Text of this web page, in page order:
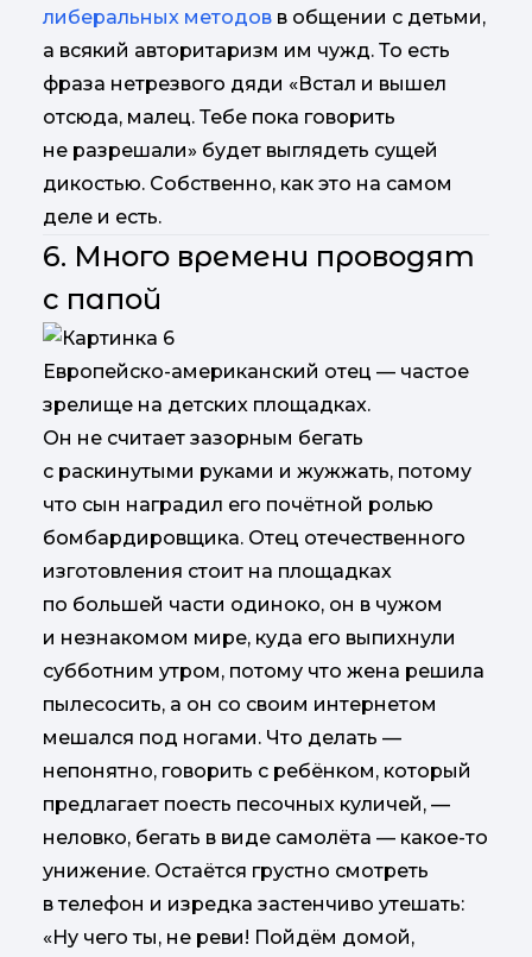
либеральных методов в общении с детьми,
а всякий авторитаризм им чужд. То есть
фраза нетрезвого дяди «Встал и вышел
отсюда, малец. Тебе пока говорить
не разрешали» будет выглядеть сущей
дикостью. Собственно, как это на самом
деле и есть.
6. Много времени проводят
с папой
Европейско-американский отец — частое
зрелище на детских площадках.
Он не считает зазорным бегать
с раскинутыми руками и жужжать, потому
что сын наградил его почётной ролью
бомбардировщика. Отец отечественного
изготовления стоит на площадках
по большей части одиноко, он в чужом
и незнакомом мире, куда его выпихнули
субботним утром, потому что жена решила
пылесосить, а он со своим интернетом
мешался под ногами. Что делать —
непонятно, говорить с ребёнком, который
предлагает поесть песочных куличей, —
неловко, бегать в виде самолёта — какое-то
унижение. Остаётся грустно смотреть
в телефон и изредка застенчиво утешать:
«Ну чего ты, не реви! Пойдём домой,